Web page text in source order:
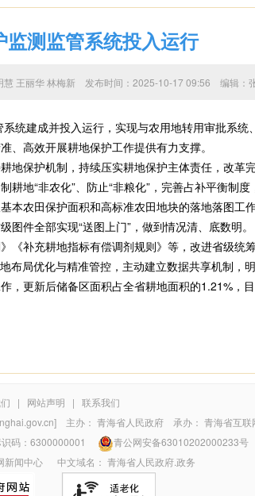
监测监管系统投入运行
慧 王丽华 林梅新 发布时间：2025-10-17 09:56 编辑
建成并投入运行，实现与农用地转用审批系统
、高效开展耕地保护工作提供有力支撑。
保护机制，持续压实耕地保护主体责任，改革
地“非农化”、防止“非粮化”，完善占补平衡制
农田保护面积和高标准农田地块的落地落图工
件全部实现“送图上门”，做到情况清、底数明。
补充耕地指标有偿调剂规则》等，改进省级统
局优化与精准管控，主动建立数据共享机制，
，更新后储备区面积占全省耕地面积的1.21%，
| 网站声明 | 联系我们
主办： 青海省人民政府 承办： 青海省互联
码：6300000001
青公网安备63010202000233号
新闻中心中文域名： 青海省人民政府.政务